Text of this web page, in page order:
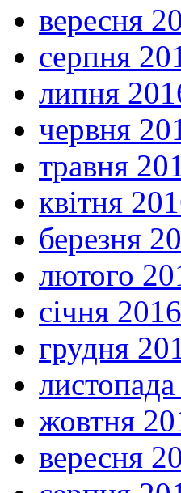
вересня
серпня
липня
червня
травня
квітня
березня
лютого
січня
грудня
жовтня
вересня